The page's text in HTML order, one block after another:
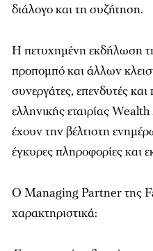
διάλογο και τη συζήτηση.
Η πετυχημένη εκδήλωση
προπομπό και άλλων
συνεργάτες, επενδυτές
ελληνικής εταιρίας
έχουν την βέλτιστη
έγκυρες πληροφορίες και
Ο Managing Partner της
χαρακτηριστικά: